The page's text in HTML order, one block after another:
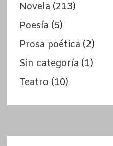
Novela (213)
Poesía (5)
Prosa poética (2)
Sin categoría (1)
Teatro (10)